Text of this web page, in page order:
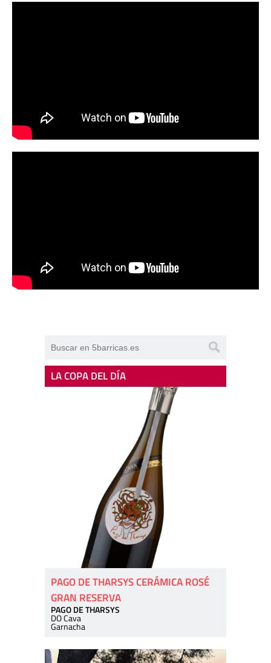
LA COPA DEL DÍA
PAGO DE THARSYS CERÁMICA ROSÉ
GRAN RESERVA
PAGO DE THARSYS
DO Cava
Garnacha